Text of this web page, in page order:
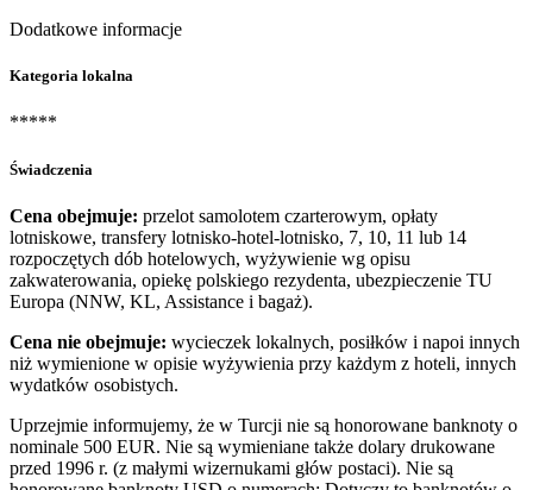
Dodatkowe informacje
Kategoria lokalna
*****
Świadczenia
Cena obejmuje: przelot samolotem czarterowym, opłaty
lotniskowe, transfery lotnisko-hotel-lotnisko, 7, 10, 11 lub 14
rozpoczętych dób hotelowych, wyżywienie wg opisu
zakwaterowania, opiekę polskiego rezydenta, ubezpieczenie TU
Europa (NNW, KL, Assistance i bagaż).
Cena nie obejmuje: wycieczek lokalnych, posiłków i napoi innych
niż wymienione w opisie wyżywienia przy każdym z hoteli, innych
wydatków osobistych.
Uprzejmie informujemy, że w Turcji nie są honorowane banknoty o
nominale 500 EUR. Nie są wymieniane także dolary drukowane
przed 1996 r. (z małymi wizernukami głów postaci). Nie są